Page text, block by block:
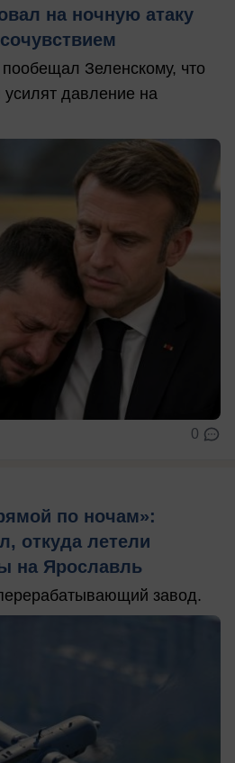
на ночную атаку
Зеленскому, что
давление на
0
по ночам»:
откуда летели
на Ярославль
завод.